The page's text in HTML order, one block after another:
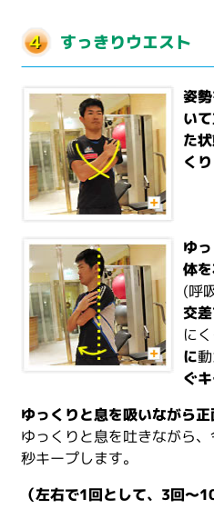
すっきりウエスト
姿
い
た
く
ゆ
体
(呼
交
に
に
ぐ
ゆっくりと息を吸いながら
ゆっくりと息を吐きながら
秒キープします。
（左右で1回として、3回～